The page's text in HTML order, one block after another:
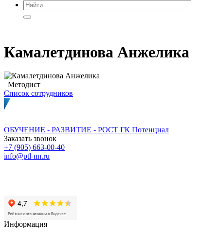
Камалетдинова Анжелика
Методист
Список сотрудников
ОБУЧЕНИЕ - РАЗВИТИЕ - РОСТ ГК Потенциал
Заказать звонок
+7 (905) 663-00-40
info@ptl-nn.ru
Информация